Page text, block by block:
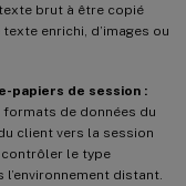
brut à être copié
enrichi, d’images ou
papiers de session :
de données du
client vers la session
le type
distant.